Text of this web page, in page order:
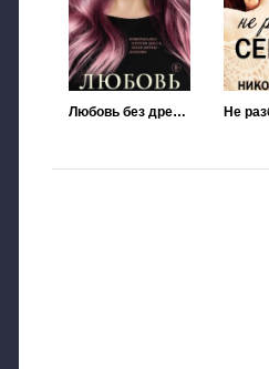
Любовь без дресс-кода